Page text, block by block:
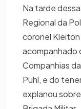
Na tarde
Regional da
coronel
acompanhado
Companhias
Puhl, e do
explanou